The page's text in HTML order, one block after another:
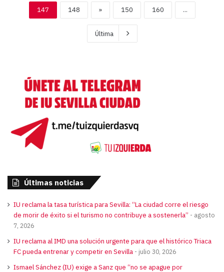
147 148 » 150 160 ...
Última
Últimas noticias
IU reclama la tasa turística para Sevilla: “La ciudad corre el riesgo
de morir de éxito si el turismo no contribuye a sostenerla”
agosto
7, 2026
IU reclama al IMD una solución urgente para que el histórico Triaca
FC pueda entrenar y competir en Sevilla
julio 30, 2026
Ismael Sánchez (IU) exige a Sanz que “no se apague por